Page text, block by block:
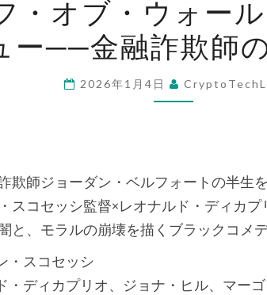
ル
フ・
オ
ブ・
ル
ス
ト
ー
・オブ・ウォー
ー──金融詐欺師
2026年1月4日
欺師ジョーダン・ベルフォートの半生
スコセッシ監督×レオナルド・ディカプ
と、モラルの崩壊を描くブラックコメ
・スコセッシ
・ディカプリオ、ジョナ・ヒル、マー